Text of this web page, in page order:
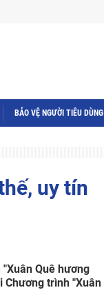
BẢO VỆ NGƯỜI TIÊU DÙNG
uy tín
Quê hương
Chương trình "Xuân